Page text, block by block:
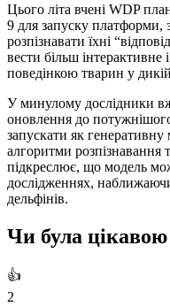
Цього літа вчені WDP
9 для запуску платформи,
розпізнавати їхні
вести більш інтерактивне
поведінкою тварин у
У минулому дослідники
оновлення до
запускати як
алгоритми розпізнавання
підкреслює, що модель
дослідженнях,
дельфінів.
Чи була
👍
2